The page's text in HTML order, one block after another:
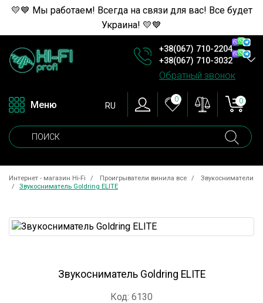
💛💙 Мы работаем! Всегда на связи для вас! Все будет
Украина! 💛💙
+38(067) 710-2204
+38(067) 710-3032
Обратный звонок
Меню RU
0 0
Интернет - магазин Hi-Fi Проигрыватели винила все
Звукосниматели
Звукосниматель Goldring ELITE
Звукосниматель Goldring ELITE
Код: 6130